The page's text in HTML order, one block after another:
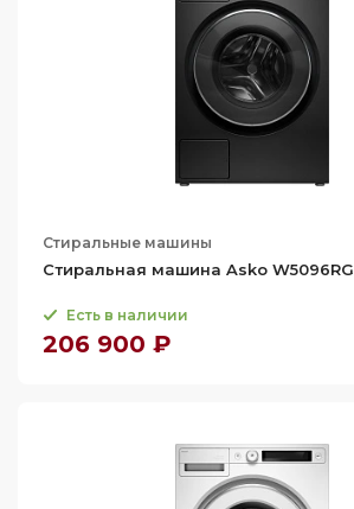
Стиральные машины
Стиральная машина Asko W5096RG
Есть в наличии
206 900 ₽